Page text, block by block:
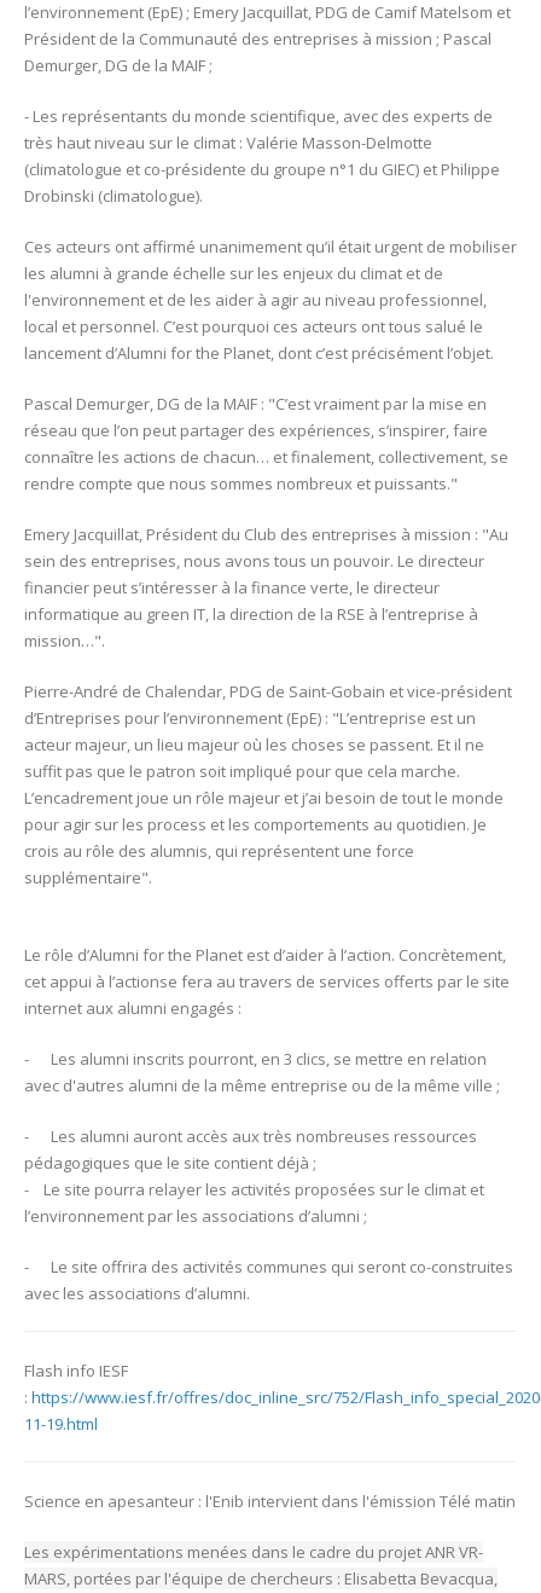
l’environnement (EpE) ; Emery Jacquillat, PDG de Camif Matelsom et
Président de la Communauté des entreprises à mission ; Pascal
Demurger, DG de la MAIF ;
- Les représentants du monde scientifique, avec des experts de
très haut niveau sur le climat : Valérie Masson-Delmotte
(climatologue et co-présidente du groupe n°1 du GIEC) et Philippe
Drobinski (climatologue).
Ces acteurs ont affirmé unanimement qu’il était urgent de mobiliser
les alumni à grande échelle sur les enjeux du climat et de
l'environnement et de les aider à agir au niveau professionnel,
local et personnel. C’est pourquoi ces acteurs ont tous salué le
lancement d’Alumni for the Planet, dont c’est précisément l’objet.
Pascal Demurger, DG de la MAIF : "C’est vraiment par la mise en
réseau que l’on peut partager des expériences, s’inspirer, faire
connaître les actions de chacun… et finalement, collectivement, se
rendre compte que nous sommes nombreux et puissants."
Emery Jacquillat, Président du Club des entreprises à mission : "Au
sein des entreprises, nous avons tous un pouvoir. Le directeur
financier peut s’intéresser à la finance verte, le directeur
informatique au green IT, la direction de la RSE à l’entreprise à
mission…".
Pierre-André de Chalendar, PDG de Saint-Gobain et vice-président
d’Entreprises pour l’environnement (EpE) : "L’entreprise est un
acteur majeur, un lieu majeur où les choses se passent. Et il ne
suffit pas que le patron soit impliqué pour que cela marche.
L’encadrement joue un rôle majeur et j’ai besoin de tout le monde
pour agir sur les process et les comportements au quotidien. Je
crois au rôle des alumnis, qui représentent une force
supplémentaire".
Le rôle d’Alumni for the Planet est d’aider à l’action. Concrètement,
cet appui à l’actionse fera au travers de services offerts par le site
internet aux alumni engagés :
- Les alumni inscrits pourront, en 3 clics, se mettre en relation
avec d'autres alumni de la même entreprise ou de la même ville ;
- Les alumni auront accès aux très nombreuses ressources
pédagogiques que le site contient déjà ;
- Le site pourra relayer les activités proposées sur le climat et
l’environnement par les associations d’alumni ;
- Le site offrira des activités communes qui seront co-construites
avec les associations d’alumni.
Flash info IESF
: https://www.iesf.fr/offres/doc_inline_src/752/
11-19.html
Science en apesanteur : l'Enib intervient dans l'émission Télé matin
Les expérimentations menées dans le cadre du projet ANR VR-
MARS, portées par l'équipe de chercheurs : Elisabetta Bevacqua,